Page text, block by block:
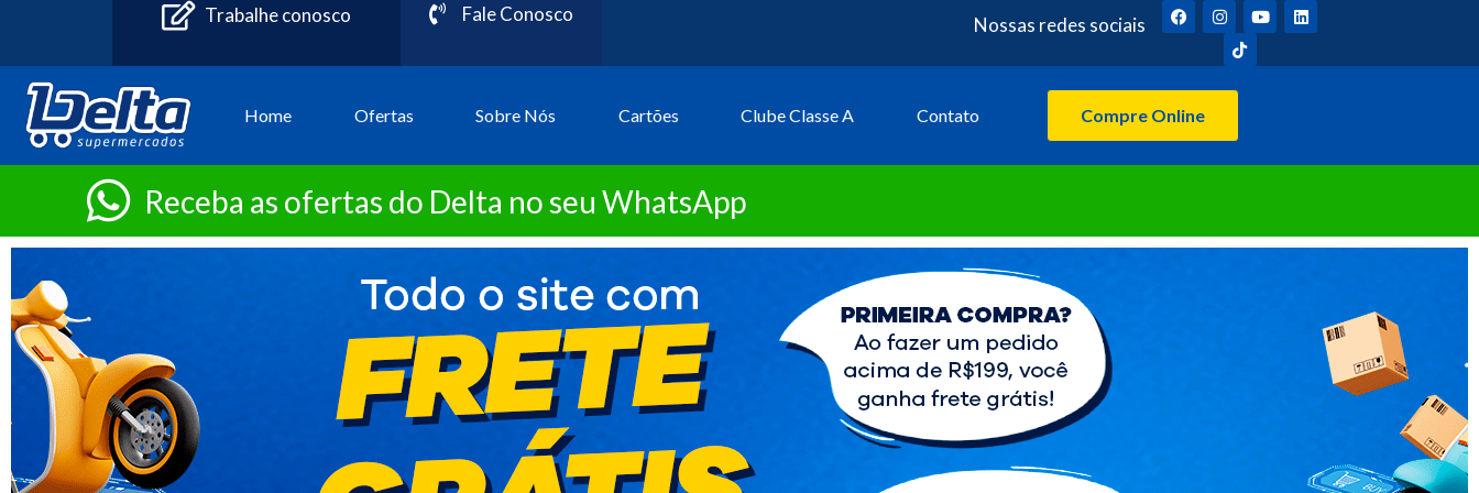
Trabalhe conosco Fale Conosco Nossas redes sociais
Home Ofertas Sobre Nós Cartões Clube Classe A Contato Compre Online
Receba as ofertas do Delta no seu WhatsApp